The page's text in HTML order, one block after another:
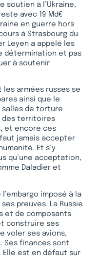
soutien à l’Ukraine,
avec 19 Md€
en guerre hors
à Strasbourg du
Leyen a appelé les
détermination et pas
à soutenir
les armées russes se
ainsi que le
salles de torture
des territoires
et encore ces
jamais accepter
Et s’y
qu’une acceptation,
Daladier et
imposé à la
preuves. La Russie
et de composants
construire ses
voler ses avions,
Ses finances sont
est en défaut sur